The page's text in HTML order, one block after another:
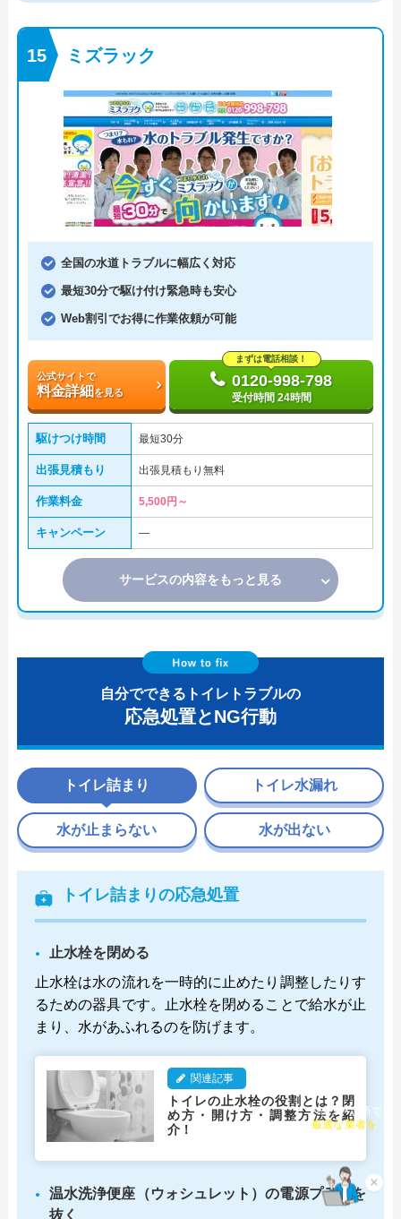
ミズラック
全国の水道トラブルに幅広く対応
最短30分で駆け付け緊急時も安心
Web割引でお得に作業依頼が可能
公式サイトで
料金詳細を見る
まずは電話相談！
0120-998-798
受付時間 24時間
駆けつけ時間 最短30分
出張見積もり 出張見積もり無料
作業料金 5,500円～
キャンペーン ―
サービスの内容をもっと見る
自分でできるトイレトラブルの
応急処置とNG行動
トイレ詰まり
トイレ詰まりの応急処置
止水栓を閉める
止水栓は水の流れを一時的に止めたり調整したりす
るための器具です。止水栓を閉めることで給水が止
まり、水があふれるのを防げます。
関連記事
トイレの止水栓の役割とは？閉
め方・開け方・調整方法を紹
介！
温水洗浄便座（ウォシュレット）の電源プラグを
抜く
トイレ水漏れ
水が止まらない 水が出ない
×
チャット診断で
最適な業者を